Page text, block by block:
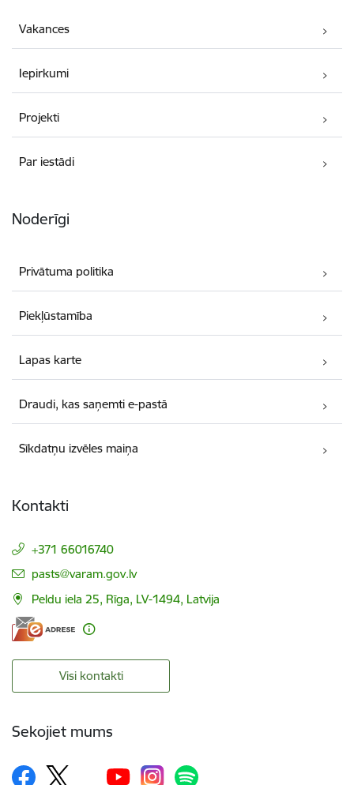
Vakances
Iepirkumi
Projekti
Par iestādi
Noderīgi
Privātuma politika
Piekļūstamība
Lapas karte
Draudi, kas saņemti e-pastā
Sīkdatņu izvēles maiņa
Kontakti
+371 66016740
E-pasts:
pasts@varam.gov.lv
Peldu iela 25, Rīga, LV-1494, Latvija
Visi kontakti
Sekojiet mums